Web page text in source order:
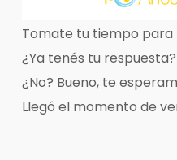
Tomate tu tiempo para
¿Ya tenés tu respuesta?
¿No? Bueno, te
Llegó el momento de